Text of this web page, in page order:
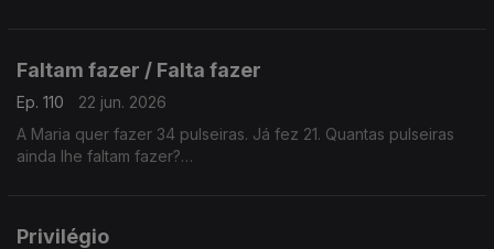
Faltam fazer / Falta fazer
Ep. 110
22 jun. 2026
A Maria quer fazer 34 pulseiras. Já fez 21. Quantas pulseiras
ainda lhe faltam fazer?
Privilégio